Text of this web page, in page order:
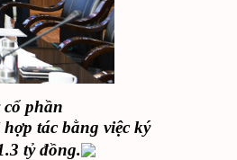
phần
tác bằng việc ký
tỷ đồng.